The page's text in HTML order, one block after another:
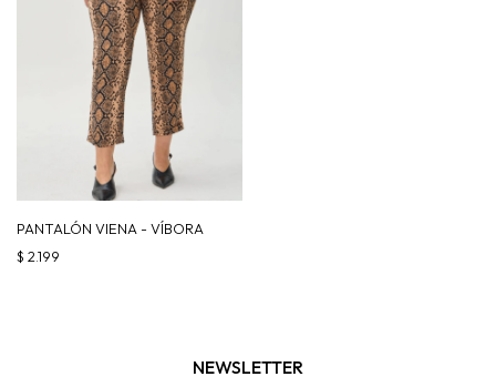
PANTALÓN VIENA - VÍBORA
$ 2.199
NEWSLETTER